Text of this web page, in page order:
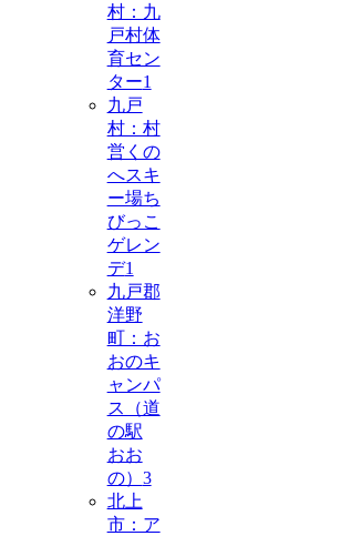
村：九
戸村体
育セン
ター1
九戸
村：村
営くの
へスキ
ー場ち
びっこ
ゲレン
デ1
九戸郡
洋野
町：お
おのキ
ャンパ
ス（道
の駅
おお
の） 3
北上
市：ア